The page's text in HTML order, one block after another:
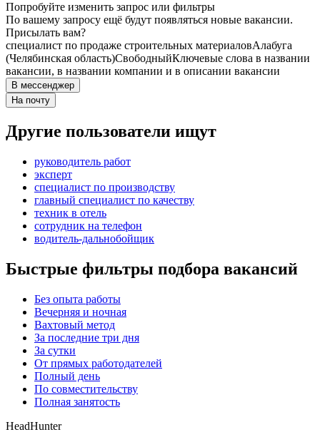
Попробуйте изменить запрос или фильтры
По вашему запросу ещё будут появляться новые вакансии.
Присылать вам?
специалист по продаже строительных материаловАлабуга
(Челябинская область)СвободныйКлючевые слова в названии
вакансии, в названии компании и в описании вакансии
В мессенджер
На почту
Другие пользователи ищут
руководитель работ
эксперт
специалист по производству
главный специалист по качеству
техник в отель
сотрудник на телефон
водитель-дальнобойщик
Быстрые фильтры подбора вакансий
Без опыта работы
Вечерняя и ночная
Вахтовый метод
За последние три дня
За сутки
От прямых работодателей
Полный день
По совместительству
Полная занятость
HeadHunter